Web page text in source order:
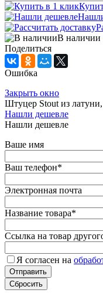
В наличии
Поделиться
Ошибка
Закрыть окно
Штуцер Stout из
Нашли дешевле
Нашли дешевле
Ваше имя
Ваш телефон*
Электронная почта
Название товара*
Ссылка на товар
Я согласен на